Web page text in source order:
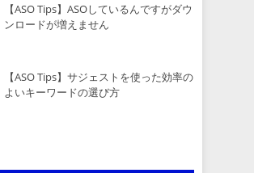
【ASO Tips】ASOしているんですがダウ
ンロードが増えません
【ASO Tips】サジェストを使った効率の
よいキーワードの選び方